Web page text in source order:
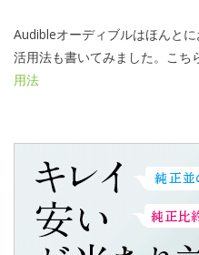
Audibleオーディブルはほんと
活用法も書いてみました。こち
用法